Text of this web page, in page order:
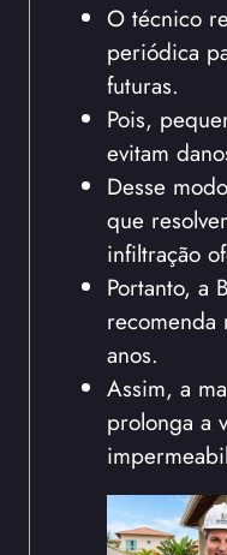
O técnico
periódica
futuras.
Pois,
evitam
Desse
que
infiltração
Portanto, a
recomenda
anos.
Assim, a
prolonga a